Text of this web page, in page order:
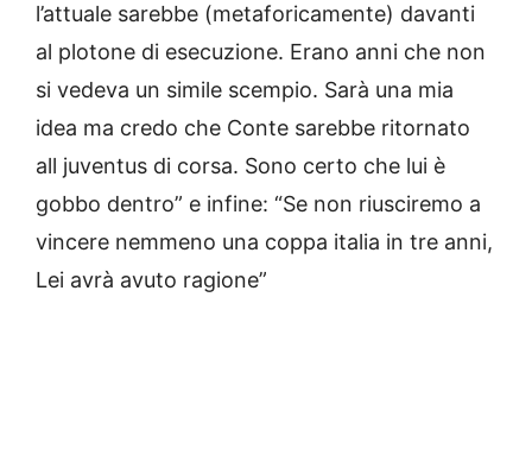
l’attuale sarebbe (metaforicamente) davanti
al plotone di esecuzione. Erano anni che non
si vedeva un simile scempio. Sarà una mia
idea ma credo che Conte sarebbe ritornato
all juventus di corsa. Sono certo che lui è
gobbo dentro” e infine: “Se non riusciremo a
vincere nemmeno una coppa italia in tre anni,
Lei avrà avuto ragione”